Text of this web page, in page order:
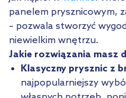
panelem prysznicowym,
– pozwala stworzyć
niewielkim wnętrzu.
Jakie rozwiązania masz
Klasyczny prysznic z
najpopularniejszy